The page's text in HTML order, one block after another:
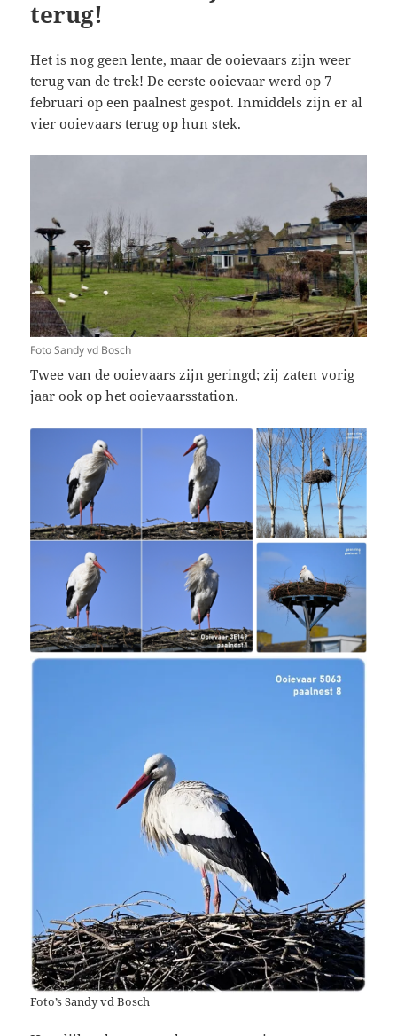
terug!
Het is nog geen lente, maar de ooievaars zijn weer
terug van de trek! De eerste ooievaar werd op 7
februari op een paalnest gespot. Inmiddels zijn er al
vier ooievaars terug op hun stek.
Foto Sandy vd Bosch
Twee van de ooievaars zijn geringd; zij zaten vorig
jaar ook op het ooievaarsstation.
Foto’s Sandy vd Bosch